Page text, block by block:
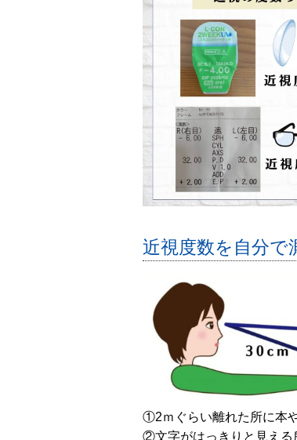
近視度数を自分で
①2ｍぐらい離れた所に本
②文字がはっきりと見える